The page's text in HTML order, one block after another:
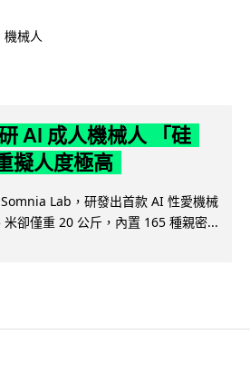
機械人
AI 成人機械人 「硅
擬人度極高
Lab，研發出首款 AI 性愛機械
卻僅重 20 公斤，內置 165 種親密...